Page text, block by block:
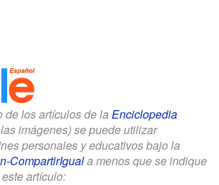
de los artículos de la Enciclopedia
imágenes) se puede utilizar
personales y educativos bajo la
CompartirIguala menos que se indique
artículo: